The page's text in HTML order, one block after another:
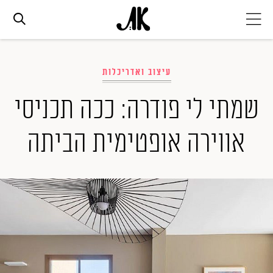
אופנה
ביוטי
סלבס
ערוצים נוספים
עיצוב ואדריכלות
שמתי לי פודרה: ככה תכניסי
אווירה אופטימית הביתה